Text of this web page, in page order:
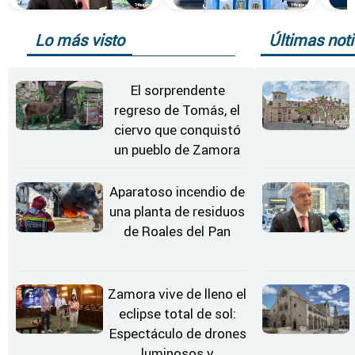
Lo más visto
El sorprendente
regreso de Tomás, el
ciervo que conquistó
un pueblo de Zamora
Aparatoso incendio de
una planta de residuos
de Roales del Pan
Zamora vive de lleno el
eclipse total de sol:
Espectáculo de drones
Últimas